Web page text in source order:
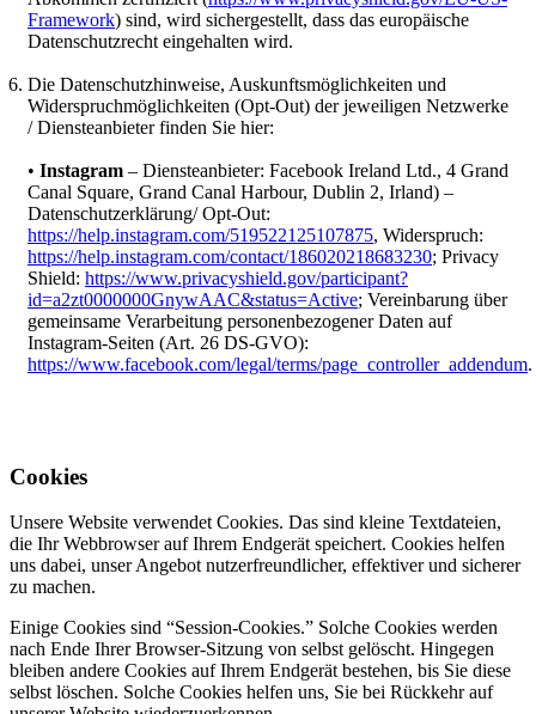
Framework) sind, wird sichergestellt, dass das europäische
Datenschutzrecht eingehalten wird.
Die Datenschutzhinweise, Auskunftsmöglichkeiten und
Widerspruchmöglichkeiten (Opt-Out) der jeweiligen Netzwerke
/ Diensteanbieter finden Sie hier:
• Instagram – Diensteanbieter: Facebook Ireland Ltd., 4 Grand
Canal Square, Grand Canal Harbour, Dublin 2, Irland) –
Datenschutzerklärung/ Opt-Out:
https://help.instagram.com/519522125107875, Widerspruch:
https://help.instagram.com/contact/186020218683230; Privacy
Shield: https://www.privacyshield.gov/participant?
id=a2zt0000000GnywAAC&status=Active; Vereinbarung über
gemeinsame Verarbeitung personenbezogener Daten auf
Instagram-Seiten (Art. 26 DS-GVO):
https://www.facebook.com/legal/terms/page_controller_addendum.
Cookies
Unsere Website verwendet Cookies. Das sind kleine Textdateien,
die Ihr Webbrowser auf Ihrem Endgerät speichert. Cookies helfen
uns dabei, unser Angebot nutzerfreundlicher, effektiver und sicherer
zu machen.
Einige Cookies sind “Session-Cookies.” Solche Cookies werden
nach Ende Ihrer Browser-Sitzung von selbst gelöscht. Hingegen
bleiben andere Cookies auf Ihrem Endgerät bestehen, bis Sie diese
selbst löschen. Solche Cookies helfen uns, Sie bei Rückkehr auf